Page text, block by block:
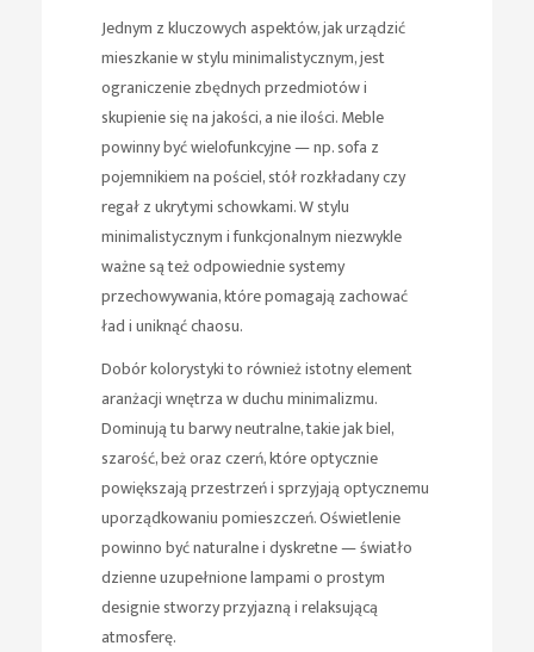
Jednym z kluczowych aspektów, jak urządzić
mieszkanie w stylu minimalistycznym, jest
ograniczenie zbędnych przedmiotów i
skupienie się na jakości, a nie ilości. Meble
powinny być wielofunkcyjne — np. sofa z
pojemnikiem na pościel, stół rozkładany czy
regał z ukrytymi schowkami. W stylu
minimalistycznym i funkcjonalnym niezwykle
ważne są też odpowiednie systemy
przechowywania, które pomagają zachować
ład i uniknąć chaosu.
Dobór kolorystyki to również istotny element
aranżacji wnętrza w duchu minimalizmu.
Dominują tu barwy neutralne, takie jak biel,
szarość, beż oraz czerń, które optycznie
powiększają przestrzeń i sprzyjają optycznemu
uporządkowaniu pomieszczeń. Oświetlenie
powinno być naturalne i dyskretne — światło
dzienne uzupełnione lampami o prostym
designie stworzy przyjazną i relaksującą
atmosferę.